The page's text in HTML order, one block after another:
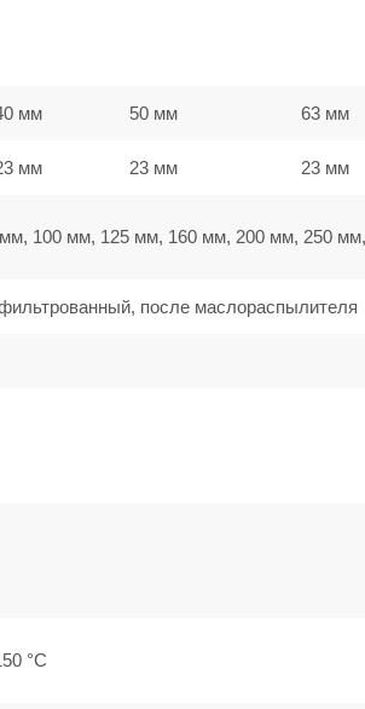
мм 50 мм 63 мм
мм 23 мм 23 мм
100 мм, 125 мм, 160 мм, 200 мм, 250
после маслораспылителя
°C